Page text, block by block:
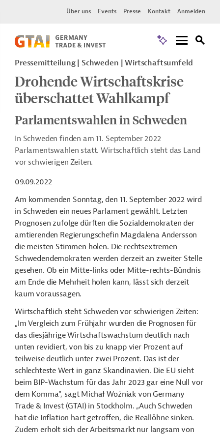
Über uns Events Presse Kontakt Anmelden
Pressemitteilung Schweden Wirtschaftsumfeld
Drohende Wirtschaftskrise
überschattet Wahlkampf
Parlamentswahlen in Schweden
In Schweden finden am 11. September 2022
Parlamentswahlen statt. Wirtschaftlich steht das Land
vor schwierigen Zeiten.
09.09.2022
Am kommenden Sonntag, den 11. September 2022 wird
in Schweden ein neues Parlament gewählt. Letzten
Prognosen zufolge dürften die Sozialdemokraten der
amtierenden Regierungschefin Magdalena Andersson
die meisten Stimmen holen. Die rechtsextremen
Schwedendemokraten werden derzeit an zweiter Stelle
gesehen. Ob ein Mitte-links oder Mitte-rechts-Bündnis
am Ende die Mehrheit holen kann, lässt sich derzeit
kaum voraussagen.
Wirtschaftlich steht Schweden vor schwierigen Zeiten:
„Im Vergleich zum Frühjahr wurden die Prognosen für
das diesjährige Wirtschaftswachstum deutlich nach
unten revidiert, von bis zu knapp vier Prozent auf
teilweise deutlich unter zwei Prozent. Das ist der
schlechteste Wert in ganz Skandinavien. Die EU sieht
beim BIP-Wachstum für das Jahr 2023 gar eine Null vor
dem Komma“, sagt Michał Woźniak von Germany
Trade & Invest (GTAI) in Stockholm. „Auch Schweden
hat die Inflation hart getroffen, die Reallöhne sinken.
Zudem erholt sich der Arbeitsmarkt nur langsam von